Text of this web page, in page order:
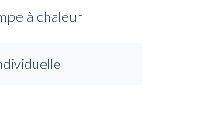
à chaleur